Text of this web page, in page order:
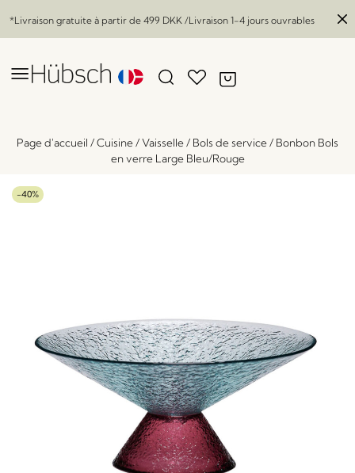
*Livraison gratuite à partir de 499 DKK /Livraison 1-4 jours ouvrables
Page d'accueil /Cuisine/Vaisselle/ Bols de service/ Bonbon Bols
en verre Large Bleu/Rouge
-40%